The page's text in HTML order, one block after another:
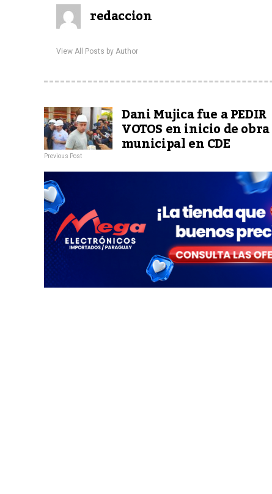
redaccion
View All Posts by Author
Dani Mujica fue a PEDIR
VOTOS en inicio de obra
municipal en CDE
Previous Post